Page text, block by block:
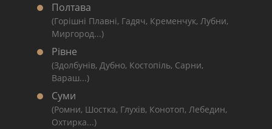
Полтава
(Горішні Плавні, Гадяч, Кременчук, Лубни,
Миргород...)
Рівне
(Здолбунів, Дубно, Костопіль, Сарни,
Вараш...)
Суми
(Ромни, Шостка, Глухів, Конотоп, Лебедин,
Охтирка...)